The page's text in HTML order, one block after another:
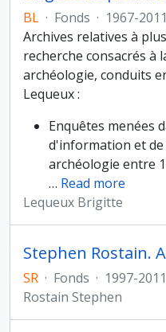
BL · Fonds · 1967-2011
Archives relatives à
recherche consacrés à
archéologie, conduits
Lequeux :
Enquêtes menées
d'information et
archéologie entre
… Read more
Lequeux Brigitte
SR · Fonds · 1997-2011
Rostain Stephen